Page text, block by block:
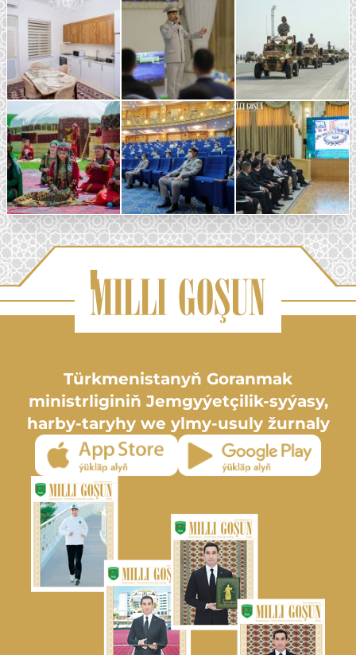
Türkmenistanyň Goranmak
ministrliginiň Jemgyýetçilik-syýasy,
harby-taryhy we ylmy-usuly žurnaly